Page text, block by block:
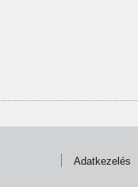
Adatkezelés